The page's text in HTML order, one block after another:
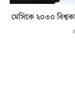
মেসিকে ২০৩০